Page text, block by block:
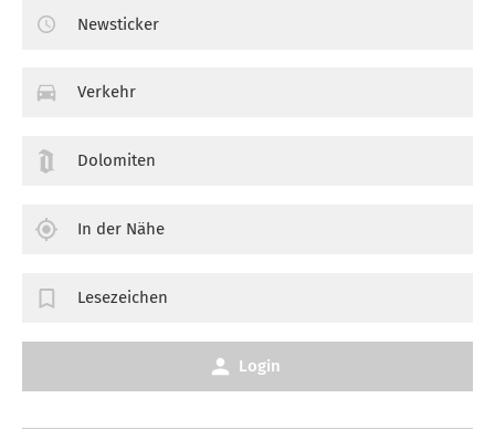
Newsticker
Verkehr
Dolomiten
In der Nähe
Lesezeichen
Login